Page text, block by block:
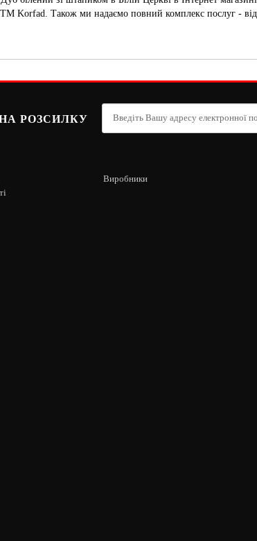
ТМ Korfad. Також ми надаємо повний комплекс послуг - від
РОЗСИЛКУ
Виробники